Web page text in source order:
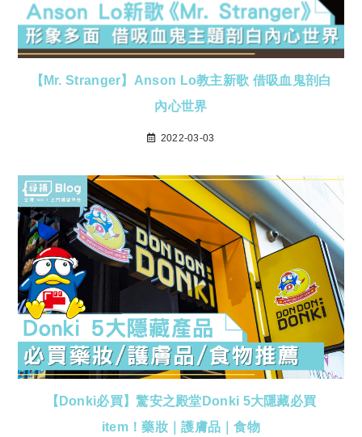
【Mr. Stranger】Anson Lo教主新歌 借吸血鬼剖白
內心世界
2022-03-03
【Donki必買】驚安之殿堂Donki 5大隱藏必買
item！藥妝｜護膚品｜食物